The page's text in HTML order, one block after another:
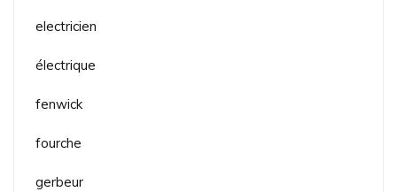
electricien
électrique
fenwick
fourche
gerbeur